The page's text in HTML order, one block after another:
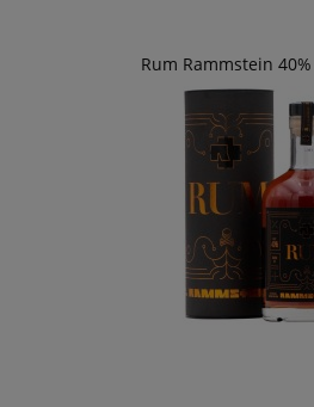
Rum Rammstein